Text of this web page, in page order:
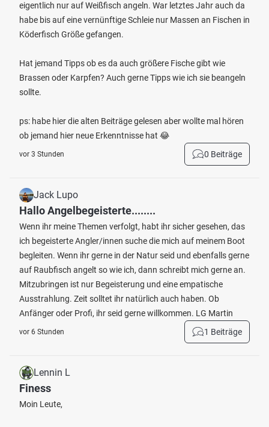
eigentlich nur auf Weißfisch angeln. War letztes Jahr auch da
habe bis auf eine vernünftige Schleie nur Massen an Fischen in
Köderfisch Größe gefangen.
Hat jemand Tipps ob es da auch größere Fische gibt wie
Brassen oder Karpfen? Auch gerne Tipps wie ich sie beangeln
sollte.
ps: habe hier die alten Beiträge gelesen aber wollte mal hören
ob jemand hier neue Erkenntnisse hat 😂
vor 3 Stunden 0 Beiträge
Jack Lupo
Hallo Angelbegeisterte........
Wenn ihr meine Themen verfolgt, habt ihr sicher gesehen, das
ich begeisterte Angler/innen suche die mich auf meinem Boot
begleiten. Wenn ihr gerne in der Natur seid und ebenfalls gerne
auf Raubfisch angelt so wie ich, dann schreibt mich gerne an.
Mitzubringen ist nur Begeisterung und eine empatische
Ausstrahlung. Zeit solltet ihr natürlich auch haben. Ob
Anfänger oder Profi, ihr seid gerne willkommen. LG Martin
vor 6 Stunden 1 Beiträge
Lennin L
Finess
Moin Leute,